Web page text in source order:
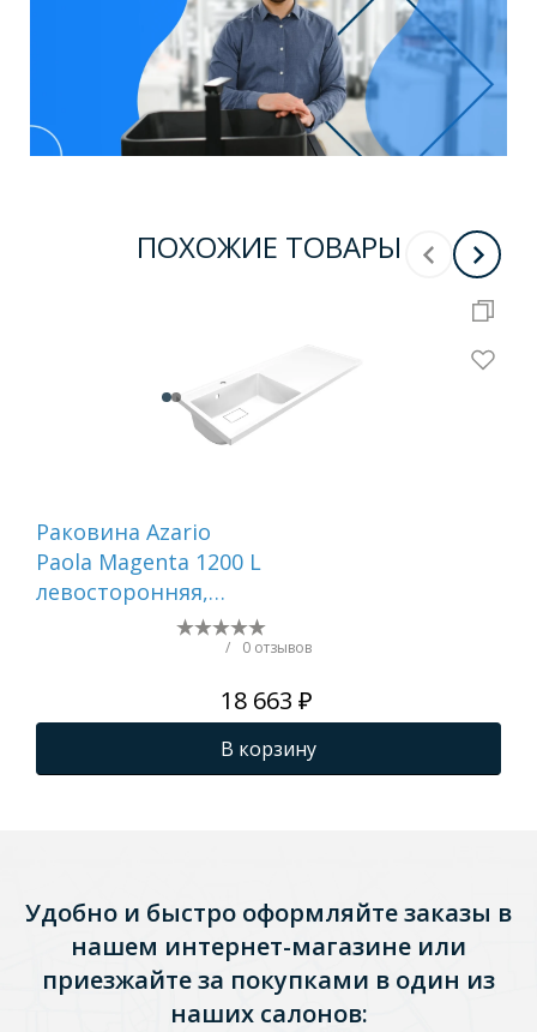
ПОХОЖИЕ ТОВАРЫ
Раковина Azario
Paola Magenta 1200 L
левосторонняя,
литьевой мрамор,
белый () CS00078451
/ 0 отзывов
18 663 ₽
В корзину
Удобно и быстро оформляйте заказы в
нашем интернет-магазине или
приезжайте за покупками в один из
наших салонов: